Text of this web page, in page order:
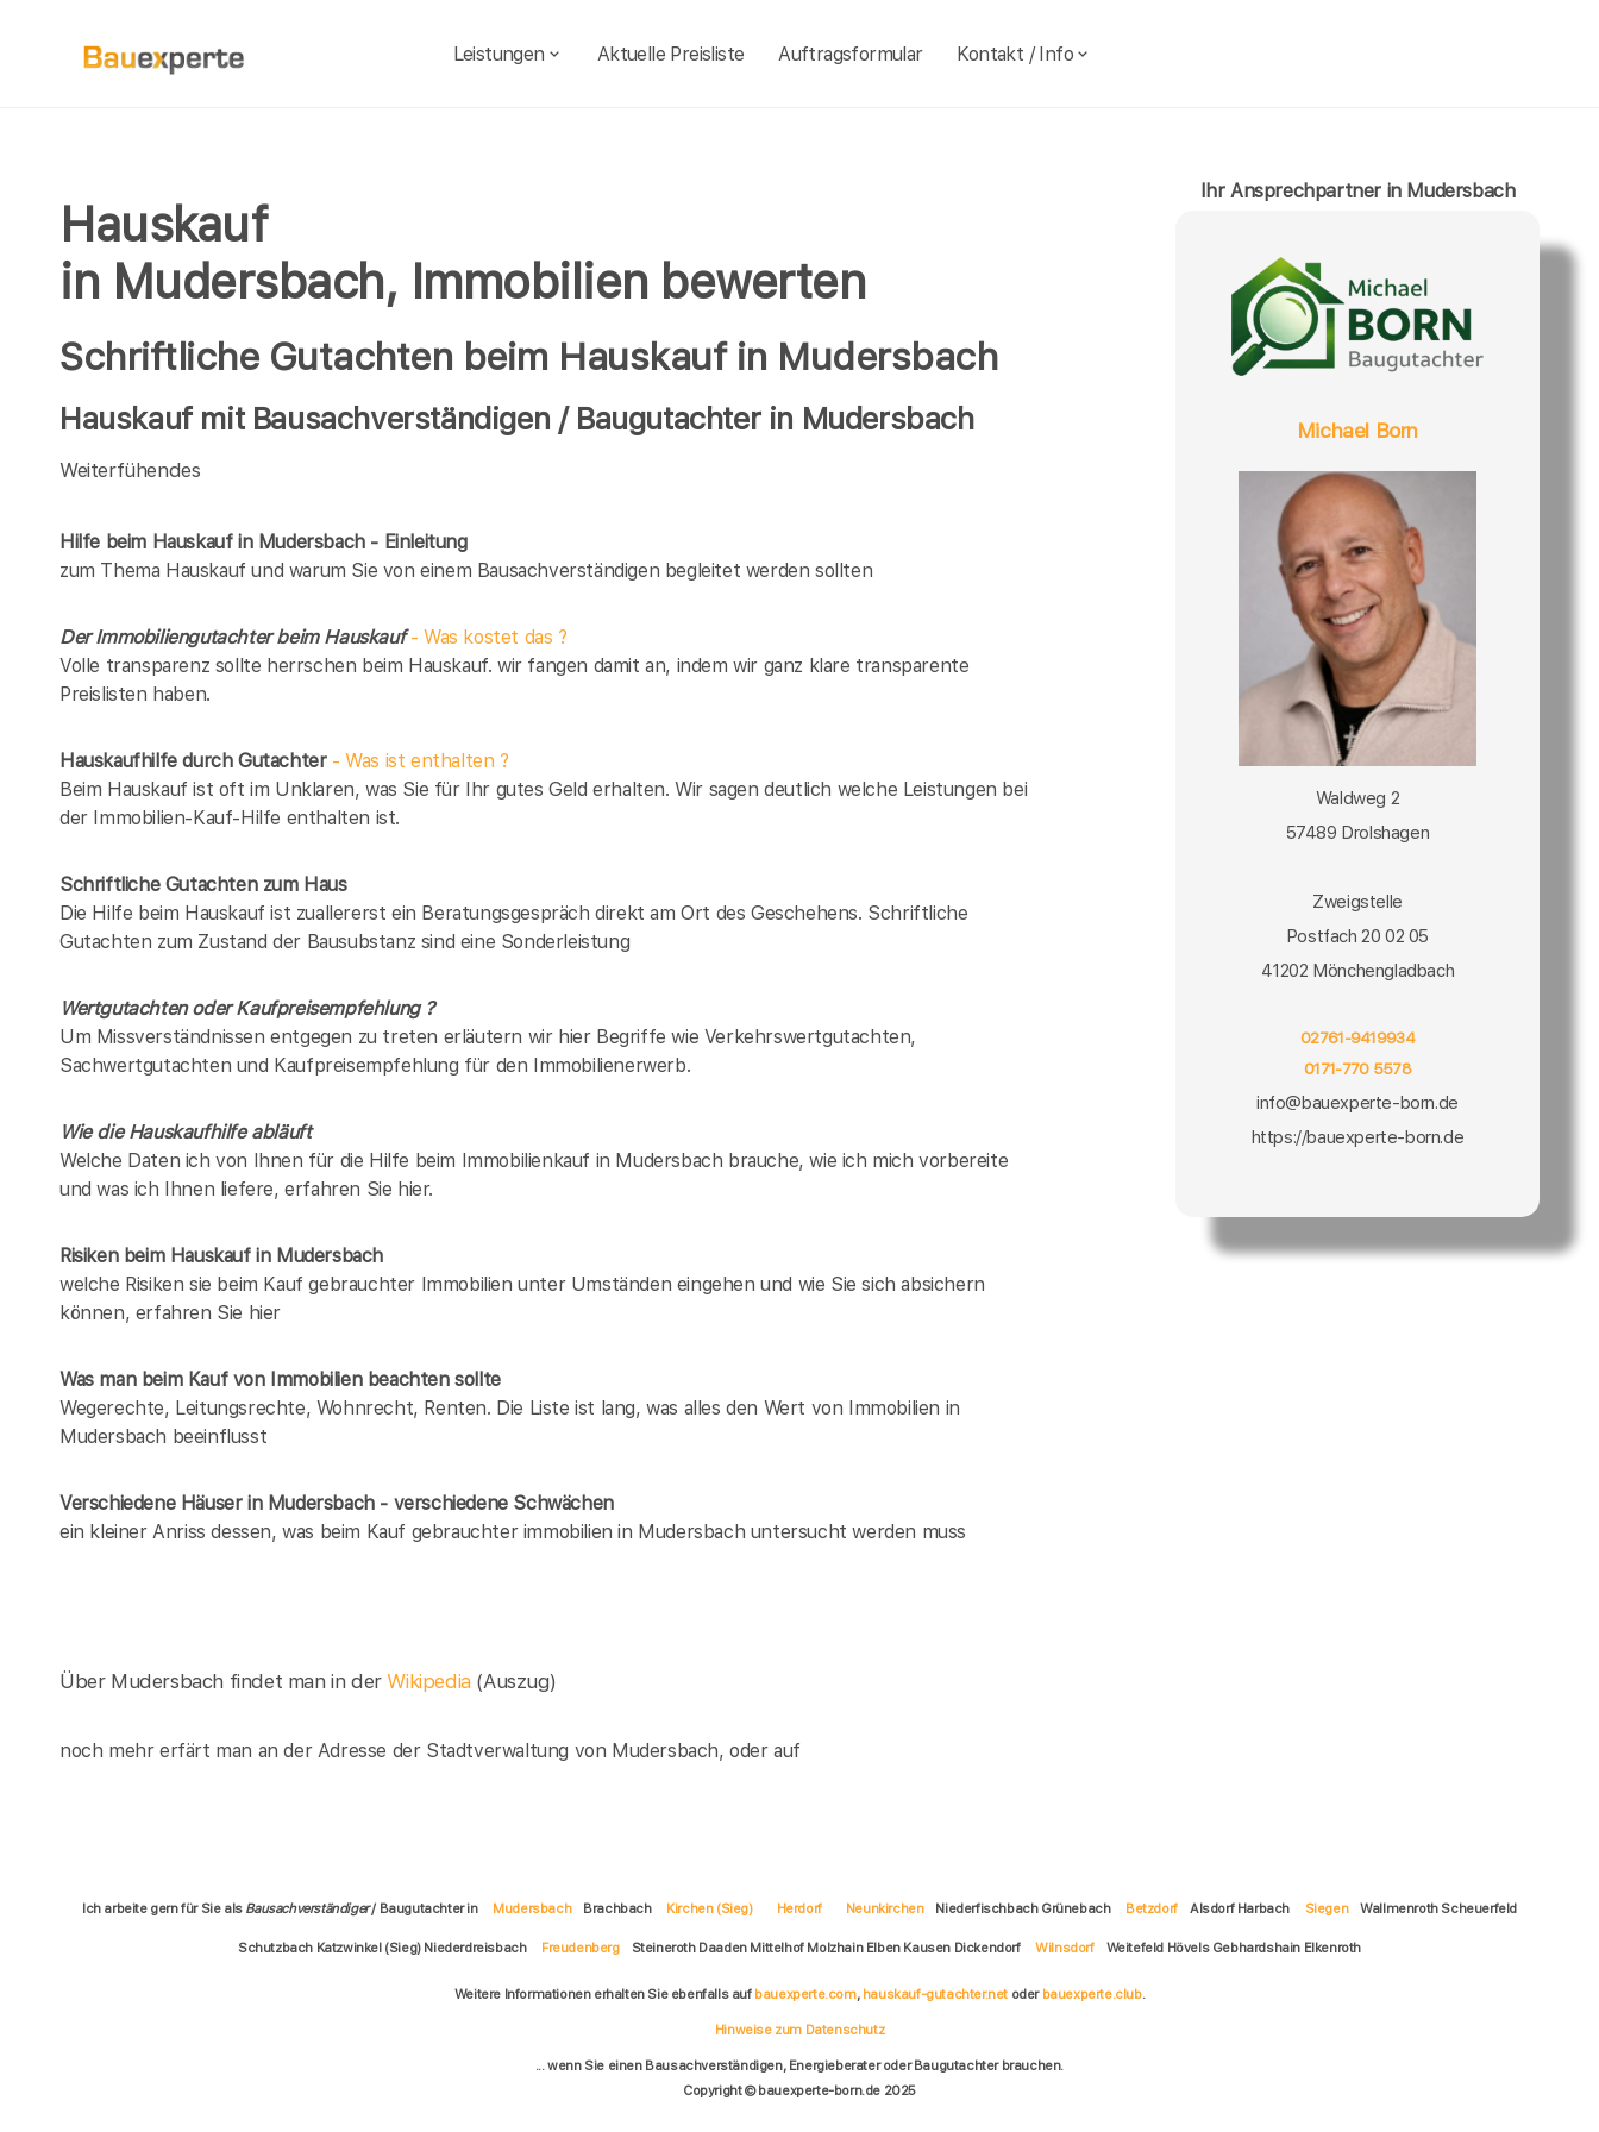
Leistungen Aktuelle Preisliste Auftragsformular Kontakt / Info
Hauskauf
in Mudersbach, Immobilien bewerten
Schriftliche Gutachten beim Hauskauf in Mudersbach
Hauskauf mit Bausachverständigen / Baugutachter in Mudersbach
Weiterfühendes
Hilfe beim Hauskauf in Mudersbach - Einleitung
zum Thema Hauskauf und warum Sie von einem Bausachverständigen begleitet werden sollten
Der Immobiliengutachter beim Hauskauf- Was kostet das ?
Volle transparenz sollte herrschen beim Hauskauf. wir fangen damit an, indem wir ganz klare transparente
Preislisten haben.
Hauskaufhilfe durch Gutachter- Was ist enthalten ?
Beim Hauskauf ist oft im Unklaren, was Sie für Ihr gutes Geld erhalten. Wir sagen deutlich welche Leistungen bei
der Immobilien-Kauf-Hilfe enthalten ist.
Schriftliche Gutachten zum Haus
Die Hilfe beim Hauskauf ist zuallererst ein Beratungsgespräch direkt am Ort des Geschehens. Schriftliche
Gutachten zum Zustand der Bausubstanz sind eine Sonderleistung
Wertgutachten oder Kaufpreisempfehlung ?
Um Missverständnissen entgegen zu treten erläutern wir hier Begriffe wie Verkehrswertgutachten,
Sachwertgutachten und Kaufpreisempfehlung für den Immobilienerwerb.
Wie die Hauskaufhilfe abläuft
Welche Daten ich von Ihnen für die Hilfe beim Immobilienkauf in Mudersbach brauche, wie ich mich vorbereite
und was ich Ihnen liefere, erfahren Sie hier.
Risiken beim Hauskaufin Mudersbach
welche Risiken sie beim Kauf gebrauchter Immobilien unter Umständen eingehen und wie Sie sich absichern
können, erfahren Sie hier
Was man beim Kauf von Immobilien beachten sollte
Wegerechte, Leitungsrechte, Wohnrecht, Renten. Die Liste ist lang, was alles den Wert von Immobilien in
Mudersbach beeinflusst
Verschiedene Häuser in Mudersbach - verschiedene Schwächen
ein kleiner Anriss dessen, was beim Kauf gebrauchter immobilien in Mudersbach untersucht werden muss
Über Mudersbach findet man in derWikipedia (Auszug)
noch mehr erfärt man an der Adresse der Stadtverwaltung von Mudersbach, oder auf
Ihr Ansprechpartner in Mudersbach
Michael Born
Waldweg 2
57489 Drolshagen
Zweigstelle
Postfach 20 02 05
41202 Mönchengladbach
02761-9419934
0171-770 5578
info@bauexperte-born.de
https://bauexperte-born.de
Ich arbeite gern für Sie als Bausachverständiger/ Baugutachter in Mudersbach Brachbach Kirchen (Sieg) Herdorf Neunkirchen Niederfischbach Grünebach Betzdorf Alsdorf Harbach Siegen Wallmenroth Scheuerfeld
Schutzbach Katzwinkel (Sieg) Niederdreisbach Freudenberg Steineroth Daaden Mittelhof Molzhain Elben Kausen Dickendorf Wilnsdorf Weitefeld Hövels Gebhardshain Elkenroth
Weitere Informationen erhalten Sie ebenfalls auf bauexperte.com, hauskauf-gutachter.net oder bauexperte.club.
Hinweise zum Datenschutz
... wenn Sie einen Bausachverständigen, Energieberater oder Baugutachter brauchen.
Copyright © bauexperte-born.de 2025